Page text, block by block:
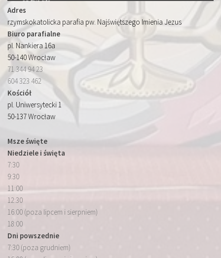
Adres
rzymskokatolicka parafia pw. Najświętszego Imienia Jezus
Biuro parafialne
pl. Nankiera 16a
50-140 Wrocław
71 344 94 23
604 323 462
Kościół
pl. Uniwersytecki 1
50-137 Wrocław
Msze święte
Niedziele i święta
7:30
9:30
11:00
12:30
16:00 (poza lipcem i sierpniem)
18:00
Dni powszednie
7:30 (poza grudniem)